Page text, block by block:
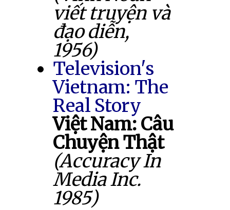
viết truyện và
đạo diễn,
1956)
Television's
Vietnam: The
Real Story
Việt Nam: Câu
Chuyện Thật
(Accuracy In
Media Inc.
1985)